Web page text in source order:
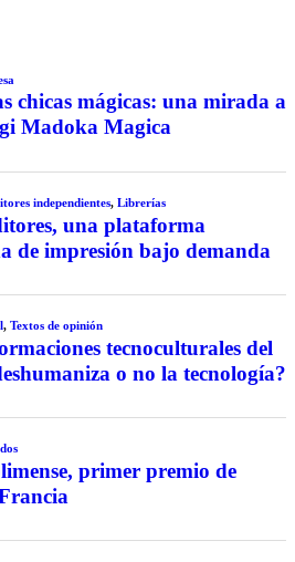
chicas mágicas: una mirada a
Madoka Magica
independientes, Librerías
una plataforma
de impresión bajo demanda
, Textos de opinión
tecnoculturales del
o no la tecnología?
primer premio de